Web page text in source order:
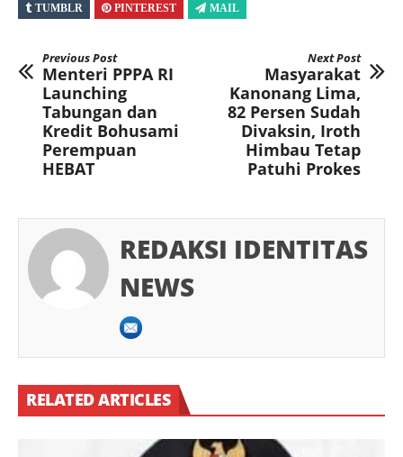
TUMBLR
PINTEREST MAIL
Previous Post
Menteri PPPA RI
Launching
Tabungan dan
Kredit Bohusami
Perempuan
HEBAT
Next Post
Masyarakat
Kanonang Lima,
82 Persen Sudah
Divaksin, Iroth
Himbau Tetap
Patuhi Prokes
REDAKSI IDENTITAS
NEWS
RELATED ARTICLES